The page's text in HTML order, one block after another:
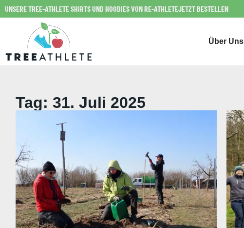
UNSERE TREE-ATHLETE SHIRTS UND HOODIES VON RE-ATHLETEJETZT BESTELLEN
Über Uns
Tag: 31. Juli 2025